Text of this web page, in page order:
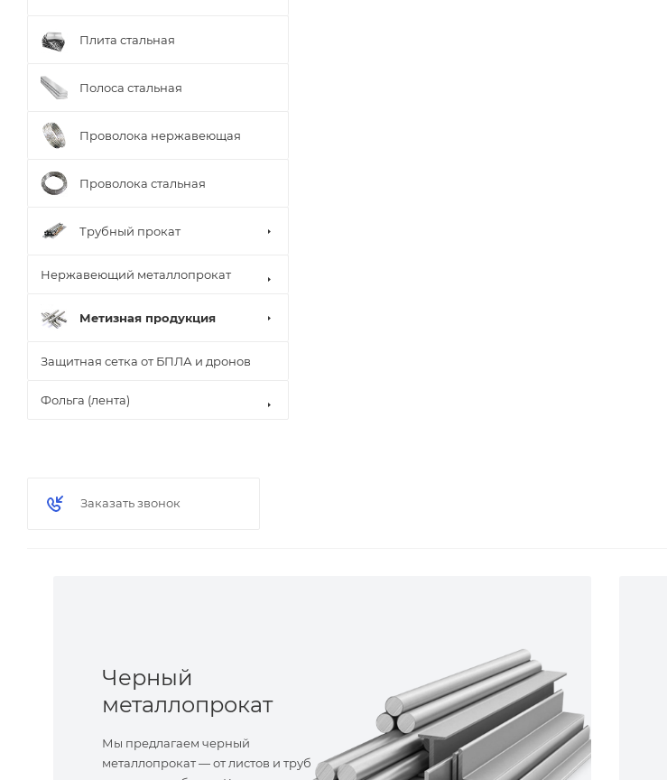
Плита стальная
Полоса стальная
Проволока нержавеющая
Проволока стальная
Трубный прокат
Нержавеющий металлопрокат
Метизная продукция
Защитная сетка от БПЛА и дронов
Фольга (лента)
Заказать звонок
Черный
металлопрокат
Мы предлагаем черный
металлопрокат — от листов и труб